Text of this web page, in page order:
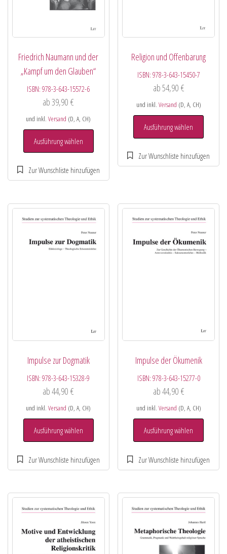
Friedrich Naumann und der
„Kampf um den Glauben“
ISBN:978-3-643-15572-6
ab39,90€
und inkl.Versand (D, A, CH)
Ausführung wählen
Religion und Offenbarung
ISBN: 978-3-643-15450-7
ab 54,90 €
und inkl. Versand (D, A, CH)
Ausführung wählen
Impulse zur Dogmatik
ISBN:978-3-643-15328-9
ab44,90€
und inkl.Versand (D, A, CH)
Ausführung wählen
Impulse der Ökumenik
ISBN: 978-3-643-15277-0
ab44,90 €
und inkl. Versand (D, A, CH)
Ausführung wählen